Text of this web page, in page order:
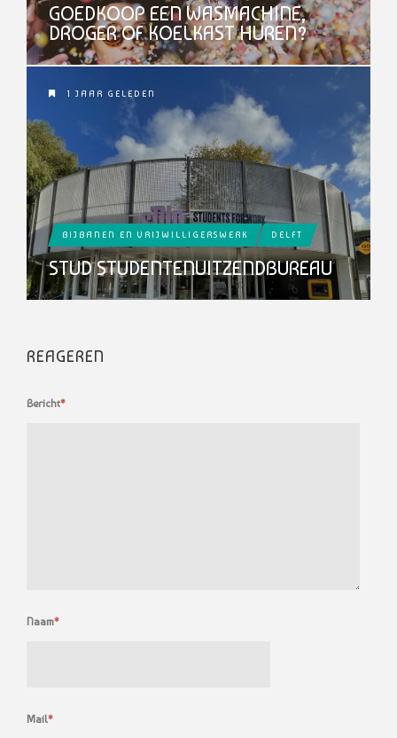
GOEDKOOP EEN WASMACHINE,
DROGER OF KOELKAST HUREN?
1 JAAR GELEDEN
BIJBANEN EN VRIJWILLIGERSWERK DELFT
STUD STUDENTENUITZENDBUREAU
REAGEREN
Bericht*
Naam*
Mail*